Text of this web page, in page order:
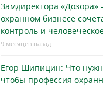
Замдиректора «Дозора»
охранном бизнесe
контроль и
9 месяцев назад
Егор Шипицин: Что
чтобы профессия